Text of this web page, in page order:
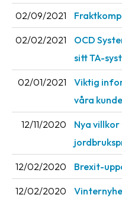
us
Terms
and
Privacy
Prohibited
and
dangerous
content
02/09/2021
02/02/2021
OCD
sitt TA-
02/01/2021
Viktig
våra
12/11/2020
Nya
12/02/2020 Brexit-
12/02/2020